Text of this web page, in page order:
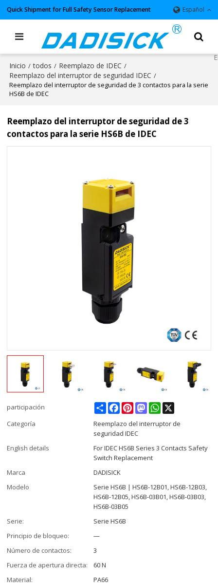
Quick Shipment for Full Safety Sensor Replacement Español
Inicio / todos / Reemplazo de IDEC /
Reemplazo del interruptor de seguridad IDEC /
Reemplazo del interruptor de seguridad de 3 contactos para la serie
HS6B de IDEC
Reemplazo del interruptor de seguridad de 3
contactos para la serie HS6B de IDEC
participación ShareFacebookPinterestMastodonWhatsApp
Categoría
Reemplazo del interruptor de
seguridad IDEC
English details
For IDEC HS6B Series 3 Contacts Safety
Switch Replacement
Marca
DADISICK
Modelo
Serie HS6B | HS6B-12B01, HS6B-12B03,
HS6B-12B05, HS6B-03B01, HS6B-03B03,
HS6B-03B05
Serie:
Serie HS6B
Principio de bloqueo:
—
Número de contactos:
3
Fuerza de apertura directa:
60 N
Material:
PA66